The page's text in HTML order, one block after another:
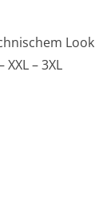
Look
XXL – 3XL